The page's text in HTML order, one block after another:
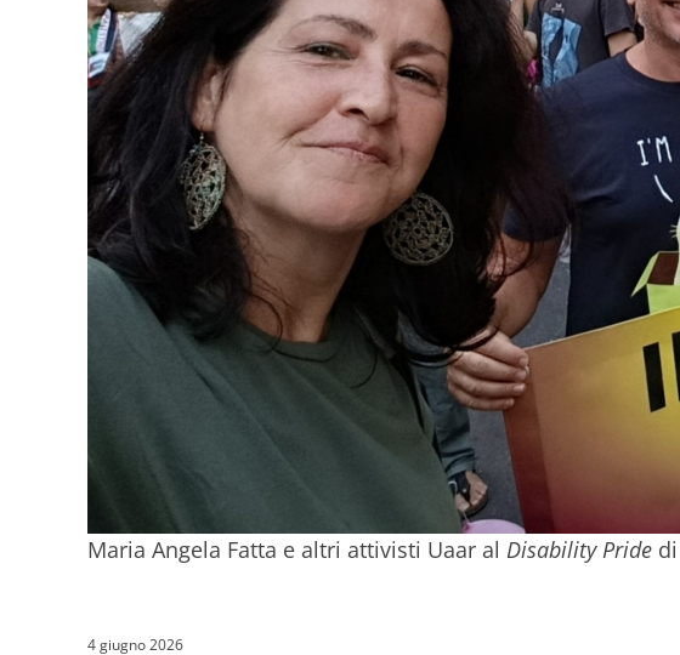
Maria Angela Fatta e altri attivisti Uaar al Disability Pride
4 giugno 2026